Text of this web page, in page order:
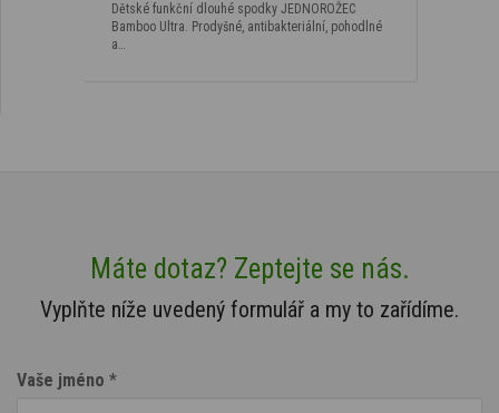
Dětské funkční dlouhé spodky JEDNOROŽEC
Bamboo Ultra. Prodyšné, antibakteriální, pohodlné
a…
Máte dotaz? Zeptejte se nás.
Vyplňte níže uvedený formulář a my to zařídíme.
Vaše jméno *